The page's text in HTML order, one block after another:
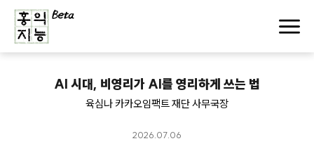
AI 시대, 비영리가 AI를 영리하게 쓰는 법
육심나 카카오임팩트 재단 사무국장
2026.07.06